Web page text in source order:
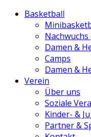
Basketball
Nachwuchs
Damen &
Camps
Damen &
Verein
Über uns
Soziale
Kinder- &
Partner &